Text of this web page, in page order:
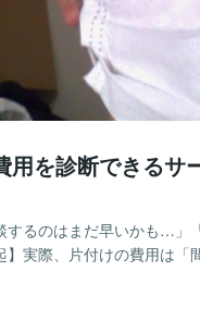
用を診断できるサ
るのはまだ早いかも…」
実際、片付けの費用は「